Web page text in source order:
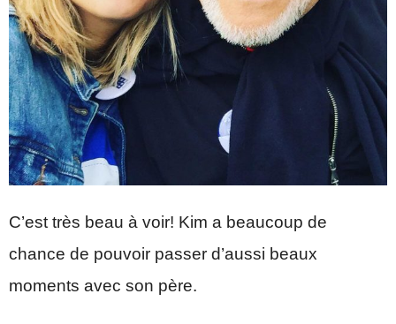
C’est très beau à voir! Kim a beaucoup de
chance de pouvoir passer d’aussi beaux
moments avec son père.